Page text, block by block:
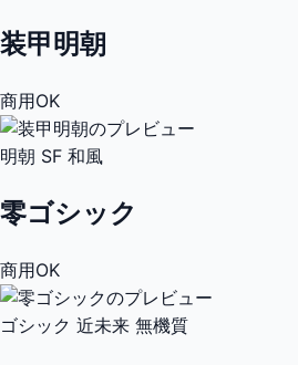
装甲明朝
商用OK
明朝 SF 和風
零ゴシック
商用OK
ゴシック 近未来 無機質